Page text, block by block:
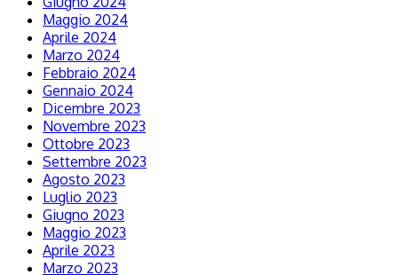
Maggio 2024
Aprile 2024
Marzo 2024
Febbraio 2024
Gennaio 2024
Dicembre 2023
Novembre 2023
Ottobre 2023
Settembre 2023
Agosto 2023
Luglio 2023
Giugno 2023
Maggio 2023
Aprile 2023
Marzo 2023